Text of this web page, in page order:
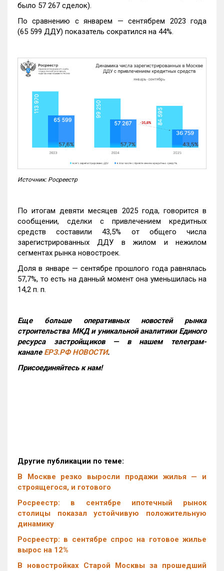
было 57 267 сделок).
По сравнению с январем — сентябрем 2023 года
(65 599 ДДУ) показатель сократился на 44%.
Источник: Росреестр
По итогам девяти месяцев 2025 года, говорится в
сообщении, сделки с привлечением кредитных
средств составили 43,5% от общего числа
зарегистрированных ДДУ в жилом и нежилом
сегментах рынка новостроек.
Доля в январе — сентябре прошлого года равнялась
57,7%, то есть на данный момент она уменьшилась на
14,2 п. п.
Еще больше оперативных новостей рынка
строительства МКД и уникальной аналитики Единого
ресурса застройщиков — в нашем телеграм-
канале ЕРЗ.РФ НОВОСТИ.
Присоединяйтесь к нам!
Другие публикации по теме:
В Москве резко выросли продажи жилья — и
строящегося, и готового
Росреестр: в сентябре ипотечный рынок
столицы показал устойчивую положительную
динамику
Росреестр: в сентябре спрос на готовое жилье
вырос на 12%
В новостройках Старой Москвы за прошедший